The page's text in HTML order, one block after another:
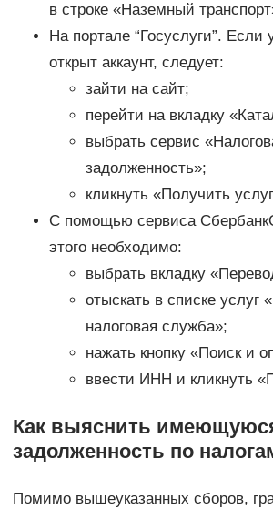
в строке «Наземный
На портале “Госуслуги”. Если
открыт аккаунт, следует:
зайти на сайт;
перейти на вкладку
выбрать сервис
задолженность»;
кликнуть «Получить
С помощью сервиса
этого необходимо:
выбрать вкладку
отыскать в списке услуг
налоговая служба»;
нажать кнопку «Поиск и
ввести ИНН и кликнуть
Как выяснить
задолженность по
Помимо вышеуказанных сборов,